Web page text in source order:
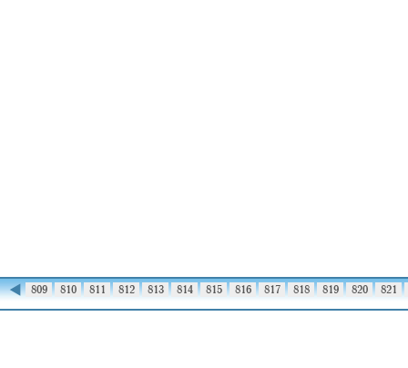
◀
808 809 810 811 812 813 814 815 816 817 818 819 820 821